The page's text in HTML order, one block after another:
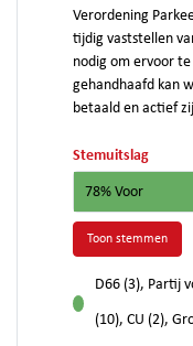
Verordening
tijdig vaststellen
nodig om ervoor
gehandhaafd kan
betaald en actief
Stemuitslag
78% Voor
Toon stemmen
voor
D66 (3), Partij
(10), CU (2),